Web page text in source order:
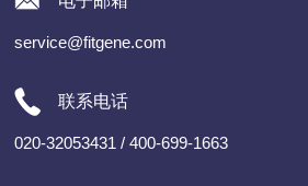
service@fitgene.com
联系电话
020-32053431 / 400-699-1663